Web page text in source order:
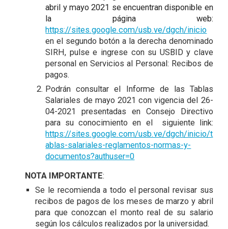
abril y mayo 2021 se encuentran disponible en
la página web:
https://sites.google.com/usb.ve/dgch/inicio
en el segundo botón a la derecha denominado
SIRH, pulse e ingrese con su USBID y clave
personal en Servicios al Personal: Recibos de
pagos.
Podrán consultar el Informe de las Tablas
Salariales de mayo 2021 con vigencia del 26-
04-2021 presentadas en Consejo Directivo
para su conocimiento en el siguiente link:
https://sites.google.com/usb.ve/dgch/inicio/t
ablas-salariales-reglamentos-normas-y-
documentos?authuser=0
NOTA IMPORTANTE:
Se le recomienda a todo el personal revisar sus
recibos de pagos de los meses de marzo y abril
para que conozcan el monto real de su salario
según los cálculos realizados por la universidad.